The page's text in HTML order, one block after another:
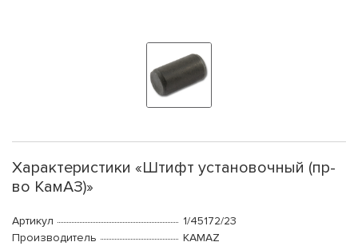
Характеристики «Штифт установочный (пр-
во КамАЗ)»
Артикул
1/45172/23
Производитель
KAMAZ